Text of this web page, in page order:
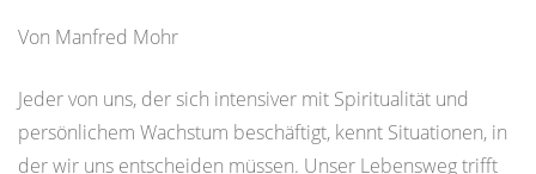
Von Manfred Mohr
Jeder von uns, der sich intensiver mit Spiritualität und
persönlichem Wachstum beschäftigt, kennt Situationen, in
der wir uns entscheiden müssen. Unser Lebensweg trifft